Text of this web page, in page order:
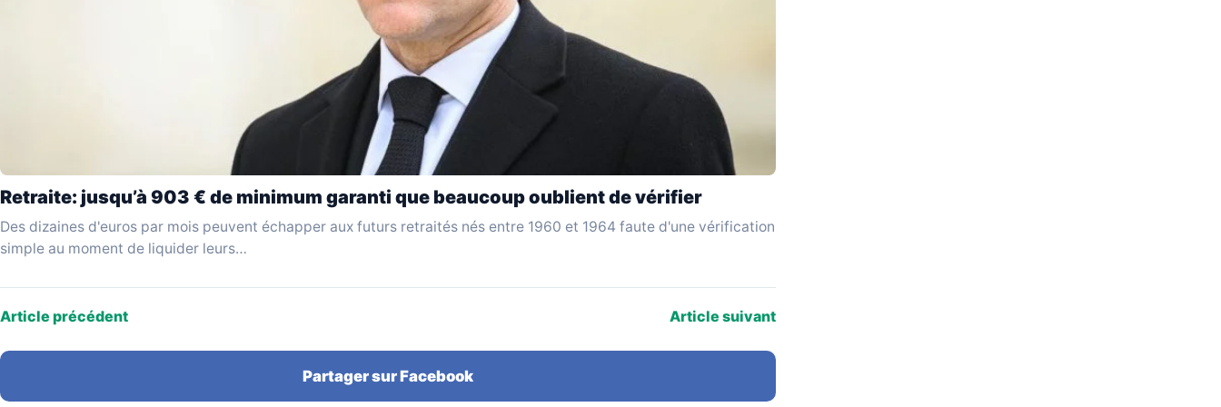
Retraite: jusqu’à 903 € de minimum garanti que beaucoup oublient de vérifier
Des dizaines d'euros par mois peuvent échapper aux futurs retraités nés entre 1960 et 1964 faute d'une vérification
simple au moment de liquider leurs…
Article précédent Article suivant
Partager sur Facebook